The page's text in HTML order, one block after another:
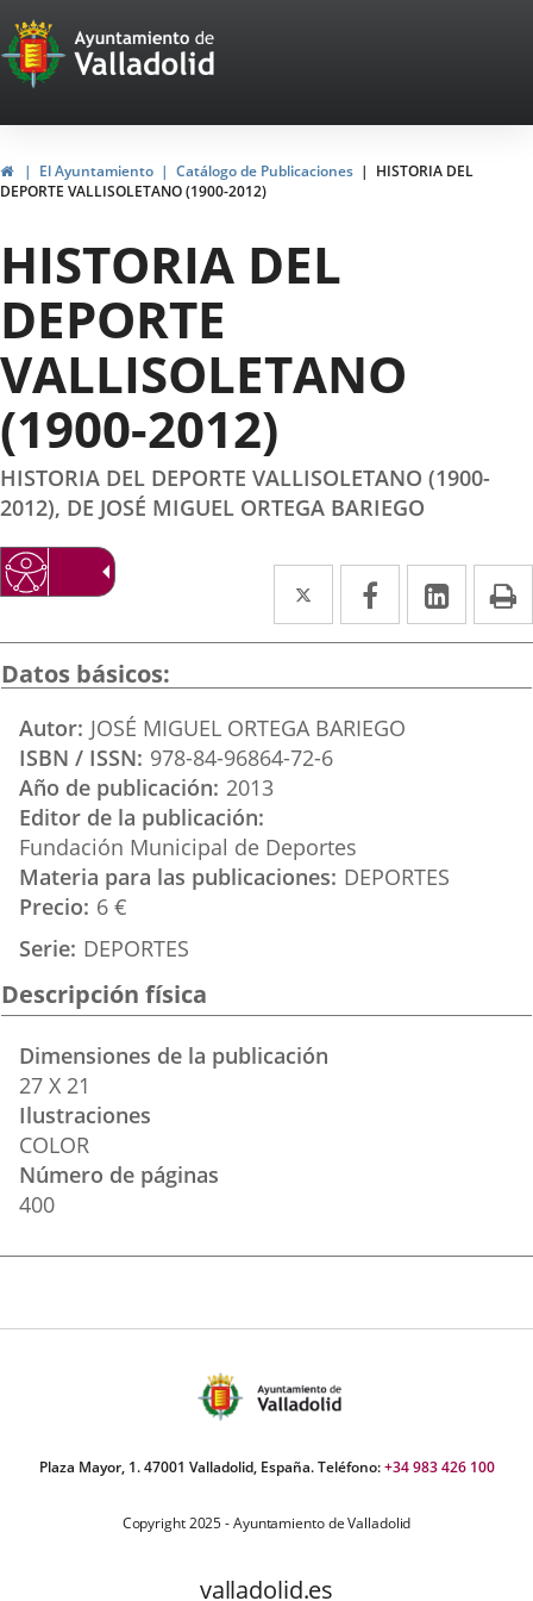
Portal
Web
del
Ayuntamiento
de
Valladolid
HomeEl Ayuntamiento Catálogo de Publicaciones
HISTORIA DEL
DEPORTE VALLISOLETANO (1900-2012)
HISTORIA DEL
DEPORTE
VALLISOLETANO
(1900-2012)
HISTORIA DEL DEPORTE VALLISOLETANO (1900-
2012), DE JOSÉ MIGUEL ORTEGA BARIEGO
Twitter
Enlace
a
externa.
Facebook
Enlace
a
externa.
Enlace
a
Datos básicos
Autor JOSÉ MIGUEL ORTEGA BARIEGO
ISBN / ISSN 978-84-96864-72-6
Año de publicación 2013
Editor de la publicación
Fundación Municipal de Deportes
Materia para las publicaciones DEPORTES
Precio 6 €
Serie DEPORTES
Descripción física
Dimensiones de la publicación
27 X 21
Ilustraciones
COLOR
Número de páginas
400
Plaza Mayor, 1. 47001 Valladolid, España. Teléfono:+34 983 426 100
Copyright 2025 - Ayuntamiento de Valladolid
valladolid.es